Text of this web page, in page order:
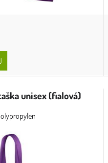
unisex (fialová)